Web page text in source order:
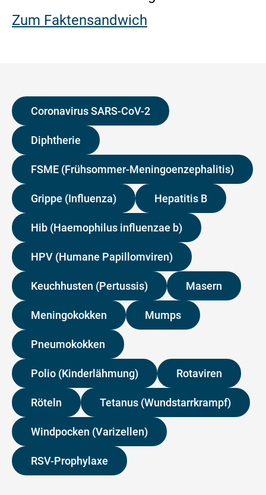
Zum Faktensandwich
Coronavirus SARS-CoV-2
Diphtherie
FSME (Frühsommer-Meningoenzephalitis)
Grippe (Influenza) Hepatitis B
Hib (Haemophilus influenzae b)
HPV (Humane Papillomviren)
Keuchhusten (Pertussis) Masern
Meningokokken Mumps
Pneumokokken
Polio (Kinderlähmung) Rotaviren
Röteln Tetanus (Wundstarrkrampf)
Windpocken (Varizellen)
RSV-Prophylaxe